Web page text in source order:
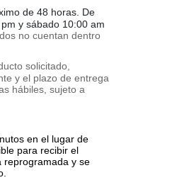
de 48 horas. De
y sábado 10:00 am
no cuentan dentro
solicitado,
y el plazo de entrega
hábiles, sujeto a
en el lugar de
para recibir el
reprogramada y se